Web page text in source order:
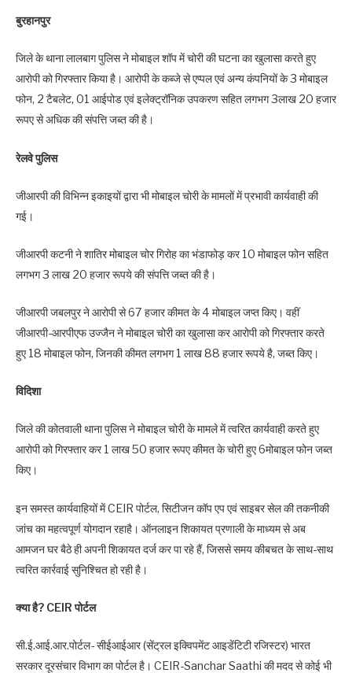
बुरहानपुर
जिले के थाना लालबाग पुलिस ने मोबाइल शॉप में चोरी की घटना का खुलासा करते हुए
आरोपी को गिरफ्तार किया है। आरोपी के कब्‍जे से एप्पल एवं अन्य कंपनियों के 3 मोबाइल
फोन, 2 टैबलेट, 01 आईपोड एवं इलेक्ट्रॉनिक उपकरण सहित लगभग 3लाख 20 हजार
रूपए से अधिक की संपत्ति जब्‍त की है।
रेलवे पुलिस
जीआरपी की विभिन्न इकाइयों द्वारा भी मोबाइल चोरी के मामलों में प्रभावी कार्यवाही की
गई।
जीआरपी कटनी ने शातिर मोबाइल चोर गिरोह का भंडाफोड़ कर 10 मोबाइल फोन सहित
लगभग 3 लाख 20 हजार रूपये की संपत्ति जब्‍त की है।
जीआरपी जबलपुर ने आरोपी से 67 हजार कीमत के 4 मोबाइल जप्त किए। वहीं
जीआरपी-आरपीएफ उज्जैन ने मोबाइल चोरी का खुलासा कर आरोपी को गिरफ्तार करते
हुए 18 मोबाइल फोन, जिनकी कीमत लगभग 1 लाख 88 हजार रूपये है, जब्‍त किए।
विदिशा
जिले की कोतवाली थाना पुलिस ने मोबाइल चोरी के मामले में त्वरित कार्यवाही करते हुए
आरोपी को गिरफ्तार कर 1 लाख 50 हजार रूपए कीमत के चोरी हुए 6मोबाइल फोन जब्‍त
किए।
इन समस्त कार्यवाहियों में CEIR पोर्टल, सिटीजन कॉप एप एवं साइबर सेल की तकनीकी
जांच का महत्वपूर्ण योगदान रहाहै। ऑनलाइन शिकायत प्रणाली के माध्यम से अब
आमजन घर बैठे ही अपनी शिकायत दर्ज कर पा रहे हैं, जिससे समय कीबचत के साथ-साथ
त्वरित कार्रवाई सुनिश्चित हो रही है।
क्या है? CEIR पोर्टल
सी.ई.आई.आर.पोर्टल- सीईआईआर (सेंट्रल इक्विपमेंट आइडेंटिटी रजिस्टर) भारत
सरकार दूरसंचार विभाग का पोर्टल है। CEIR-Sanchar Saathi की मदद से कोई भी